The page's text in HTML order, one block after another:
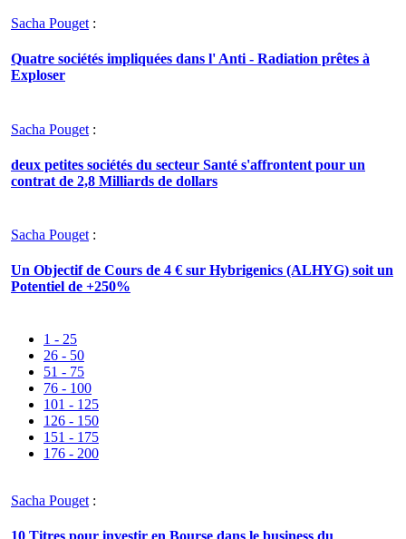
Sacha Pouget :
Quatre sociétés impliquées dans l' Anti - Radiation prêtes à
Exploser
Sacha Pouget :
deux petites sociétés du secteur Santé s'affrontent pour un
contrat de 2,8 Milliards de dollars
Sacha Pouget :
Un Objectif de Cours de 4 € sur Hybrigenics (ALHYG) soit un
Potentiel de +250%
1 - 25
26 - 50
51 - 75
76 - 100
101 - 125
126 - 150
151 - 175
176 - 200
Sacha Pouget :
10 Titres pour investir en Bourse dans le business du